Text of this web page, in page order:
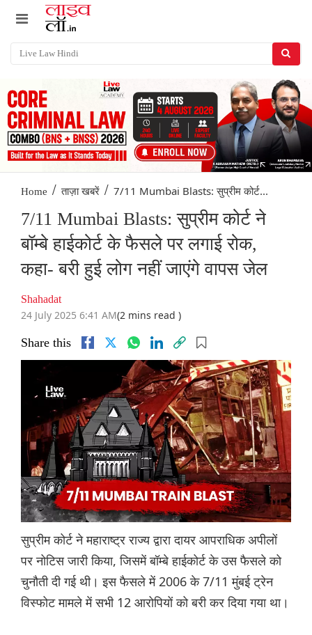
Home / ताज़ा खबरें / 7/11 Mumbai Blasts: सुप्रीम कोर्ट...
7/11 Mumbai Blasts: सुप्रीम कोर्ट ने
बॉम्बे हाईकोर्ट के फैसले पर लगाई रोक,
कहा- बरी हुई लोग नहीं जाएंगे वापस जेल
Shahadat
24 July 2025 6:41 AM(2 mins read )
Share this
सुप्रीम कोर्ट ने महाराष्ट्र राज्य द्वारा दायर आपराधिक अपीलों
पर नोटिस जारी किया, जिसमें बॉम्बे हाईकोर्ट के उस फैसले को
चुनौती दी गई थी। इस फैसले में 2006 के 7/11 मुंबई ट्रेन
विस्फोट मामले में सभी 12 आरोपियों को बरी कर दिया गया था।